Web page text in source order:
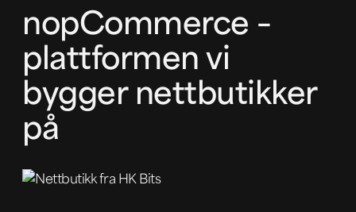
nopCommerce –
plattformen vi
bygger nettbutikker
på